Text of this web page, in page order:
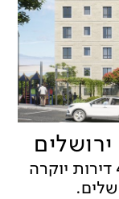
בניין בגובה 12 קומות המונה 48 דירות יוקרה